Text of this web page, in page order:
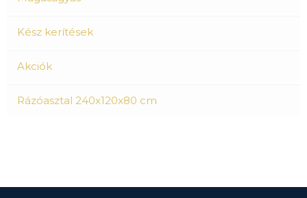
Kész kerítések
Akciók
Rázóasztal 240x120x80 cm